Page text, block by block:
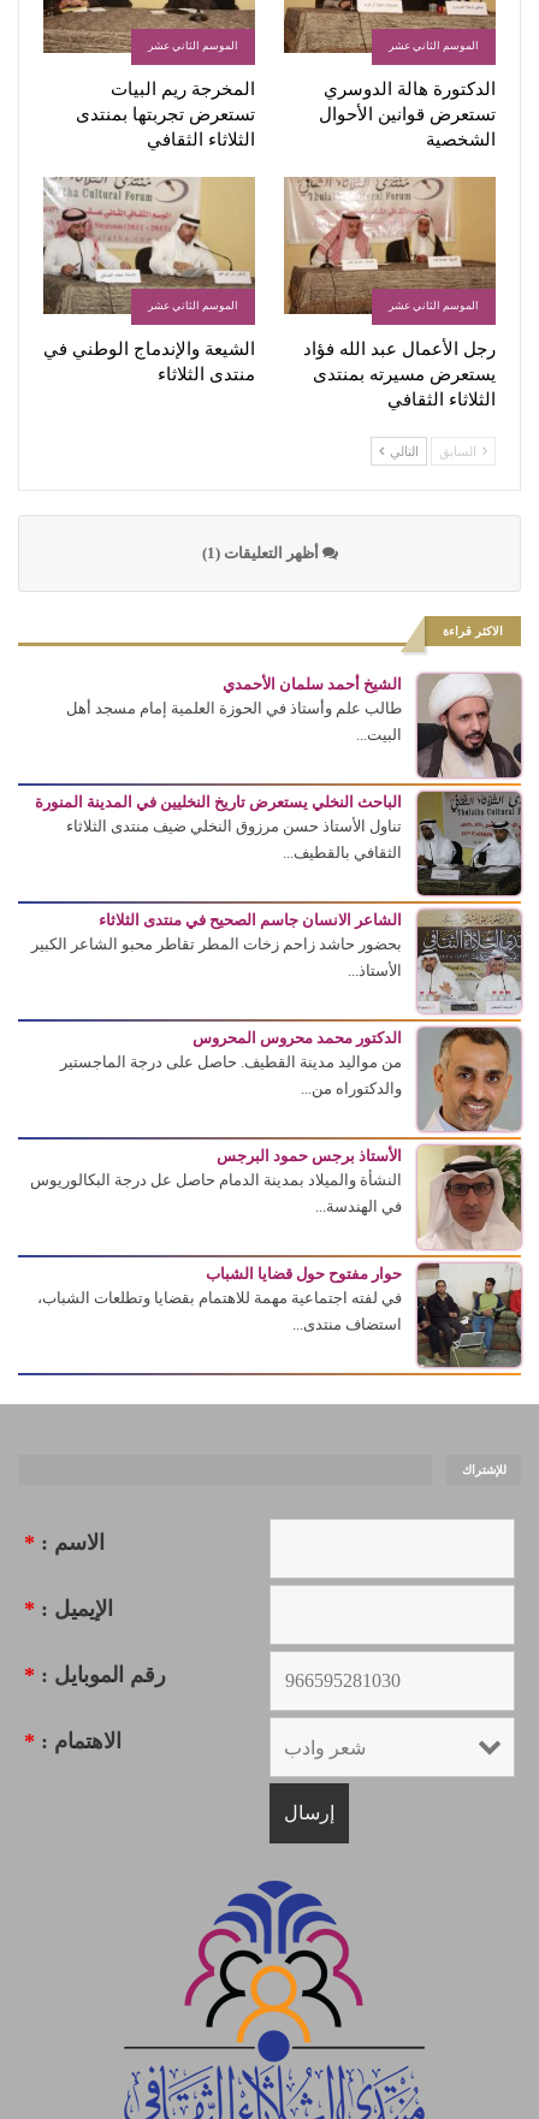
الموسم الثاني عشر
الدكتورة هالة الدوسري
تستعرض قوانين الأحوال
الشخصية
الموسم الثاني عشر
المخرجة ريم البيات
تستعرض تجربتها بمنتدى
الثلاثاء الثقافي
الموسم الثاني عشر
رجل الأعمال عبد الله فؤاد
يستعرض مسيرته بمنتدى
الثلاثاء الثقافي
الموسم الثاني عشر
الشيعة والإندماج الوطني في
منتدى الثلاثاء
السابق التالي
أظهر التعليقات (1)
الاكثر قراءة
الشيخ أحمد سلمان الأحمدي
طالب علم وأستاذ في الحوزة العلمية إمام مسجد أهل
البيت...
الباحث النخلي يستعرض تاريخ النخليين في المدينة المنورة
تناول الأستاذ حسن مرزوق النخلي ضيف منتدى الثلاثاء
الثقافي بالقطيف...
الشاعر الانسان جاسم الصحيح في منتدى الثلاثاء
بحضور حاشد زاحم زخات المطر تقاطر محبو الشاعر الكبير
الأستاذ...
الدكتور محمد محروس المحروس
من مواليد مدينة القطيف. حاصل على درجة الماجستير
والدكتوراه من...
الأستاذ برجس حمود البرجس
النشأة والميلاد بمدينة الدمام حاصل عل درجة البكالوريوس
في الهندسة...
حوار مفتوح حول قضايا الشباب
في لفته اجتماعية مهمة للاهتمام بقضايا وتطلعات الشباب،
استضاف منتدى...
للإشتراك
الاسم : *
الإيميل : *
رقم الموبايل : *
الاهتمام : *